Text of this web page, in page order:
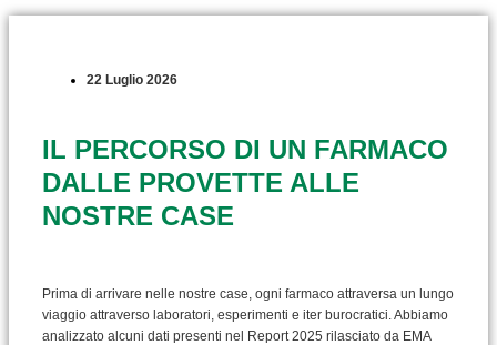
22 Luglio 2026
IL PERCORSO DI UN FARMACO
DALLE PROVETTE ALLE
NOSTRE CASE
Prima di arrivare nelle nostre case, ogni farmaco attraversa un lungo
viaggio attraverso laboratori, esperimenti e iter burocratici. Abbiamo
analizzato alcuni dati presenti nel Report 2025 rilasciato da EMA